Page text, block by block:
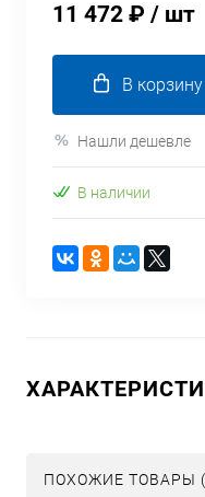
11 472 ₽ / шт
В корзину
Нашли дешевле
В наличии
ПОХОЖИЕ ТОВАРЫ